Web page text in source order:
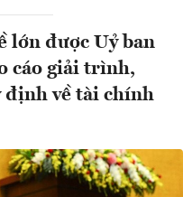
lớn được Uỷ ban
cáo giải trình,
định về tài chính